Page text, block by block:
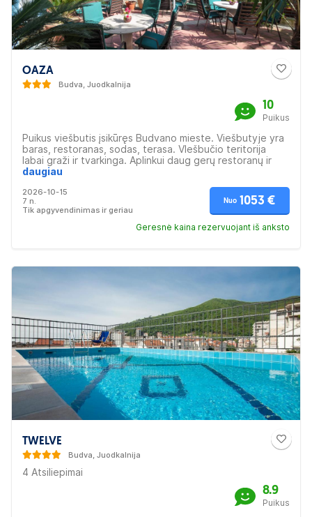
OAZA
Budva, Juodkalnija
10
Puikus
Puikus viešbutis įsikūręs Budvano mieste. Viešbutyje yra
baras, restoranas, sodas, terasa. VIešbučio teritorija
labai graži ir tvarkinga. Aplinkui daug gerų restoranų ir
lankytinų vietų. Aptarnaujantis personalas draugiškas ir
grupėms.
daugiau
2026-10-15
7 n.
Tik apgyvendinimas ir geriau
Nuo 1053 €
Geresnė kaina rezervuojant iš anksto
TWELVE
Budva, Juodkalnija
4 Atsiliepimai
8.9
Puikus